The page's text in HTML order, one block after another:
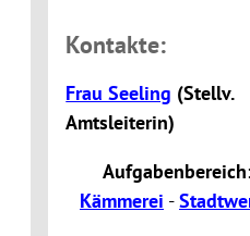
Kontakte:
Frau Seeling (Stellv.
Amtsleiterin)
Kämmerei -